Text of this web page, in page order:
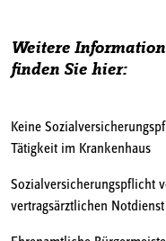
Weitere
finden Sie hier:
Keine
Tätigkeit im Krankenhaus
Sozialversicherungspflicht
vertragsärztlichen Notdienst